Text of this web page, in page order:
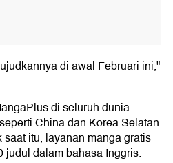
di awal Februari ini,"
di seluruh dunia
China dan Korea Selatan
itu, layanan manga gratis
judul dalam bahasa Inggris.